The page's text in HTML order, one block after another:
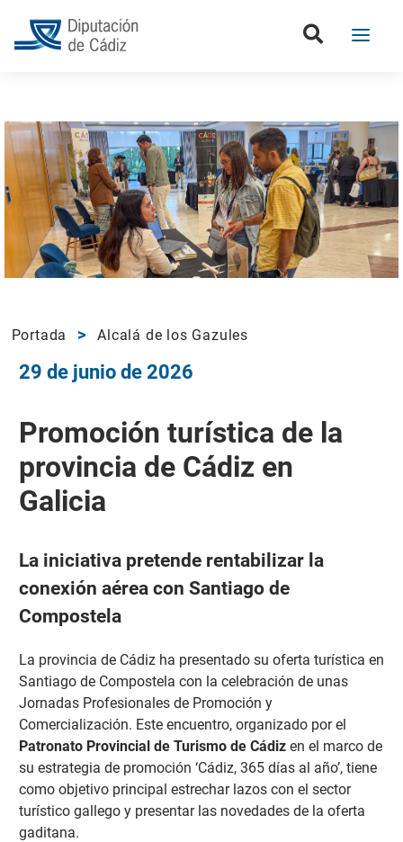
Portada Alcalá de los Gazules
29 de junio de 2026
Promoción turística de la
provincia de Cádiz en
Galicia
La iniciativa pretende rentabilizar la
conexión aérea con Santiago de
Compostela
La provincia de Cádiz ha presentado su oferta turística en
Santiago de Compostela con la celebración de unas
Jornadas Profesionales de Promoción y
Comercialización. Este encuentro, organizado por el
Patronato Provincial de Turismo de Cádizen el marco de
su estrategia de promoción ‘Cádiz, 365 días al año’, tiene
como objetivo principal estrechar lazos con el sector
turístico gallego y presentar las novedades de la oferta
gaditana.